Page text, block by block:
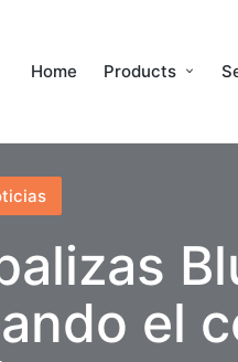
Home Products
el